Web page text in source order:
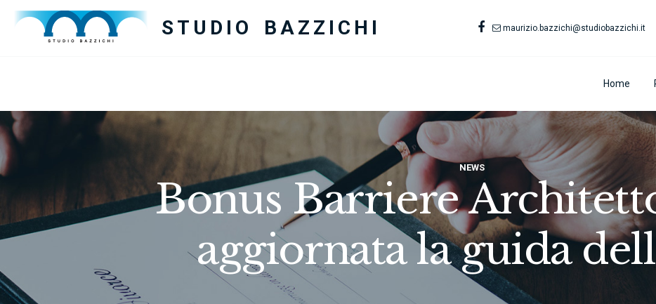
STUDIO BAZZICHI maurizio.bazzichi@studiobazzichi.it
Home
NEWS
Bonus Barriere
aggiornata la guida